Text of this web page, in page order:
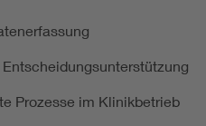
Prozesse im Klinikbetrieb